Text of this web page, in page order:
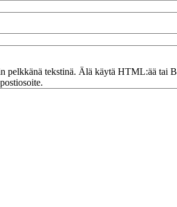
pelkkänä tekstinä. Älä käytä HTML:ää tai